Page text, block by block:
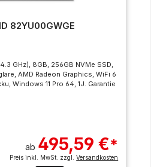
82YU00GWGE
GHz), 8GB, 256GB NVMe SSD,
AMD Radeon Graphics, WiFi 6
Windows 11 Pro 64, 1J. Garantie
ab 495,59 €*
Preis inkl. MwSt. zzgl.Versandkosten